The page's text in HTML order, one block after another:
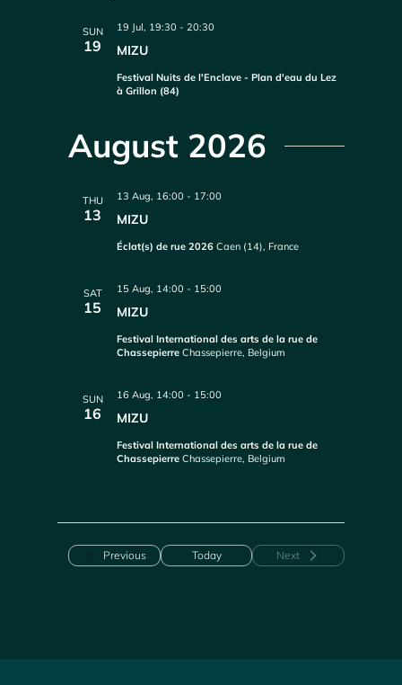
SUN
19 MIZU
19 Jul, 19:30 -20:30
Festival Nuits de l'Enclave - Plan d'eau du Lez
à Grillon (84)
August 2026
THU
13 MIZU
13 Aug, 16:00 - 17:00
Éclat(s) de rue 2026Caen (14), France
SAT
15 MIZU
15 Aug, 14:00 - 15:00
Festival International des arts de la rue de
ChassepierreChassepierre, Belgium
SUN
16 MIZU
16 Aug, 14:00 - 15:00
Festival International des arts de la rue de
ChassepierreChassepierre, Belgium
PreviousEvents Today Next
Events